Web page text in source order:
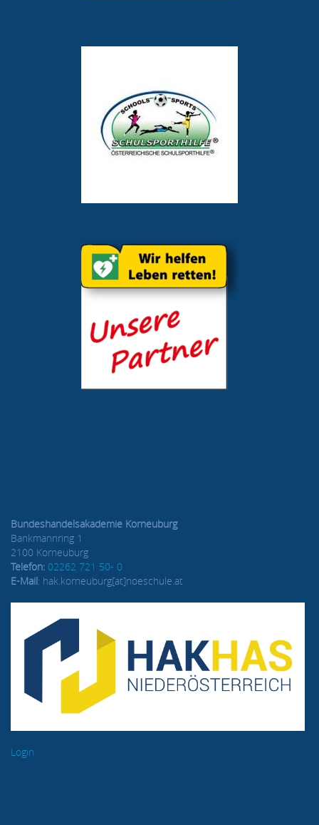
Bundeshandelsakademie Korneuburg
Bankmannring 1
2100 Korneuburg
Telefon: 02262 721 50- 0
E-Mail: hak.korneuburg[at]noeschule.at
Login